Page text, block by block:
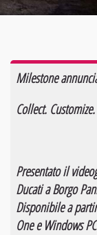
Milestone
Collect.
Presentato il
Ducati a Borgo
Disponibile a
One e Windows